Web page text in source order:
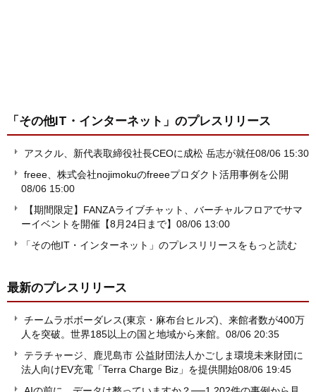
「その他IT・インターネット」 のプレスリリース
アスクル、新代表取締役社長CEOに成松 岳志が就任08/06 15:30
freee、株式会社nojimokuのfreeeプロダクト活用事例を公開
08/06 15:00
【期間限定】FANZAライブチャット、バーチャルフロアでサマ
ーイベントを開催【8月24日まで】 08/06 13:00
「その他IT・インターネット」のプレスリリースをもっと読む
最新のプレスリリース
チームラボボーダレス(東京・麻布台ヒルズ)、来館者数が400万
人を突破。世界185以上の国と地域から来館。 08/06 20:35
テラチャージ、鹿児島市 公益財団法人かごしま環境未来財団に
法人向けEV充電「Terra Charge Biz」を提供開始08/06 19:45